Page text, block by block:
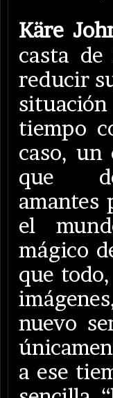
Käre
casta de
reducir
tiempo
caso,
que
amantes
el
mágico
que
nuevo
a ese